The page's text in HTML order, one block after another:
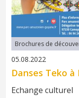
Brochures de
05.08.2022
Danses Teko à
Echange culturel